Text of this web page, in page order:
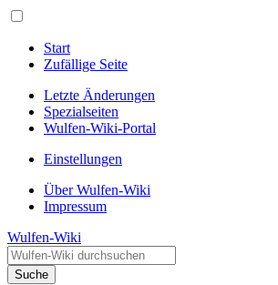
Start
Zufällige Seite
Letzte Änderungen
Spezialseiten
Wulfen-Wiki-Portal
Einstellungen
Über Wulfen-Wiki
Impressum
Wulfen-Wiki
Suche